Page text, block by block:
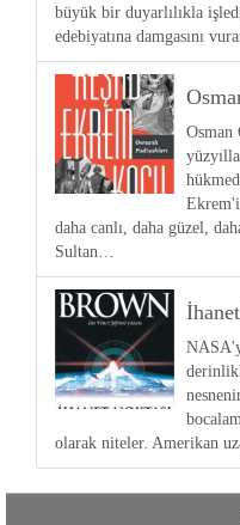
büyük bir duyarlılıkla
edebiyatına damgasını
Osman
daha canlı, daha güzel,
Sultan…
olarak niteler. Amerikan